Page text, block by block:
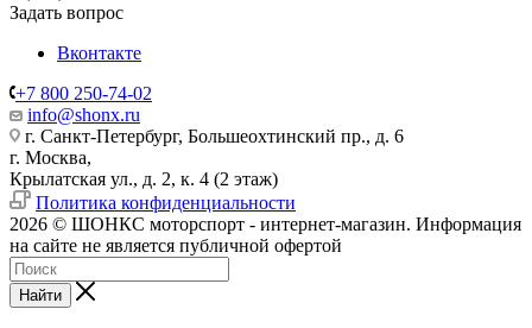
Задать вопрос
Вконтакте
+7 800 250-74-02
info@shonx.ru
г. Санкт-Петербург, Большеохтинский пр., д. 6
г. Москва,
Крылатская ул., д. 2, к. 4 (2 этаж)
Политика конфиденциальности
2026 © ШОНКС моторспорт - интернет-магазин. Информация
на сайте не является публичной офертой
Найти